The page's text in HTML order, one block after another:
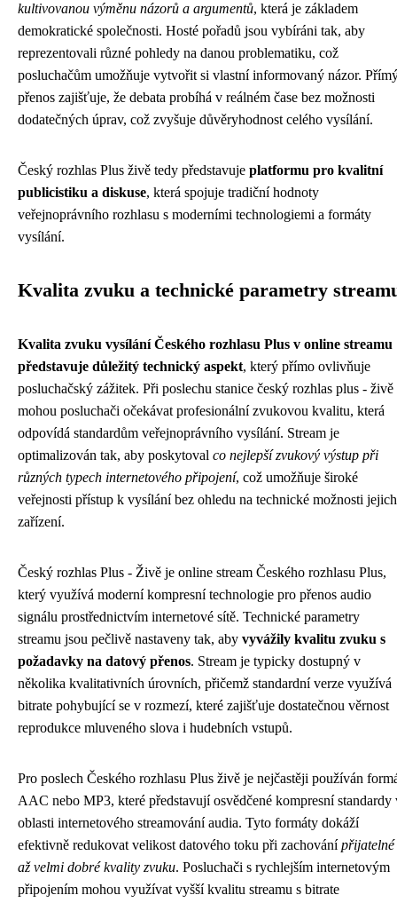
kultivovanou výměnu názorů a argumentů, která je základem
demokratické společnosti. Hosté pořadů jsou vybíráni tak, aby
reprezentovali různé pohledy na danou problematiku, což
posluchačům umožňuje vytvořit si vlastní informovaný názor.
přenos zajišťuje, že debata probíhá v reálném čase bez možnosti
dodatečných úprav, což zvyšuje důvěryhodnost celého vysílání.
Český rozhlas Plus živě tedy představuje platformu pro kvalitní
publicistiku a diskuse, která spojuje tradiční hodnoty
veřejnoprávního rozhlasu s moderními technologiemi a formáty
vysílání.
Kvalita zvuku a technické parametry
Kvalita zvuku vysílání Českého rozhlasu Plus v online streamu
představuje důležitý technický aspekt, který přímo ovlivňuje
posluchačský zážitek. Při poslechu stanice český rozhlas plus - živě
mohou posluchači očekávat profesionální zvukovou kvalitu, která
odpovídá standardům veřejnoprávního vysílání. Stream je
optimalizován tak, aby poskytoval co nejlepší zvukový výstup při
různých typech internetového připojení, což umožňuje široké
veřejnosti přístup k vysílání bez ohledu na technické možnosti jejich
zařízení.
Český rozhlas Plus - Živě je online stream Českého rozhlasu Plus,
který využívá moderní kompresní technologie pro přenos audio
signálu prostřednictvím internetové sítě. Technické parametry
streamu jsou pečlivě nastaveny tak, aby vyvážily kvalitu zvuku s
požadavky na datový přenos. Stream je typicky dostupný v
několika kvalitativních úrovních, přičemž standardní verze využívá
bitrate pohybující se v rozmezí, které zajišťuje dostatečnou věrnost
reprodukce mluveného slova i hudebních vstupů.
Pro poslech Českého rozhlasu Plus živě je nejčastěji používán
AAC nebo MP3, které představují osvědčené kompresní standardy
oblasti internetového streamování audia. Tyto formáty dokáží
efektivně redukovat velikost datového toku při zachovánípřijatelné
až velmi dobré kvality zvuku. Posluchači s rychlejším internetovým
připojením mohou využívat vyšší kvalitu streamu s bitrate